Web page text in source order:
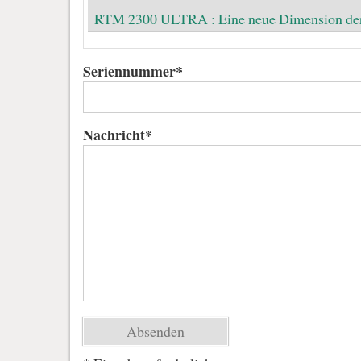
RTM 2300 ULTRA : Eine neue Dimension
Seriennummer*
Nachricht*